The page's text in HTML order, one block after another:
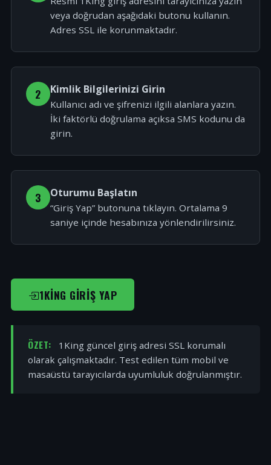
veya doğrudan aşağıdaki butonu kullanın.
Adres SSL ile korunmaktadır.
2 Kimlik Bilgilerinizi Girin
Kullanıcı adı ve şifrenizi ilgili alanlara yazın.
İki faktörlü doğrulama açıksa SMS kodunu da
girin.
3 Oturumu Başlatın
“Giriş Yap” butonuna tıklayın. Ortalama 9
saniye içinde hesabınıza yönlendirilirsiniz.
1KING GIRIŞ YAP
ÖZET:
1King güncel giriş adresi SSL korumalı
olarak çalışmaktadır. Test edilen tüm mobil ve
masaüstü tarayıcılarda uyumluluk doğrulanmıştır.